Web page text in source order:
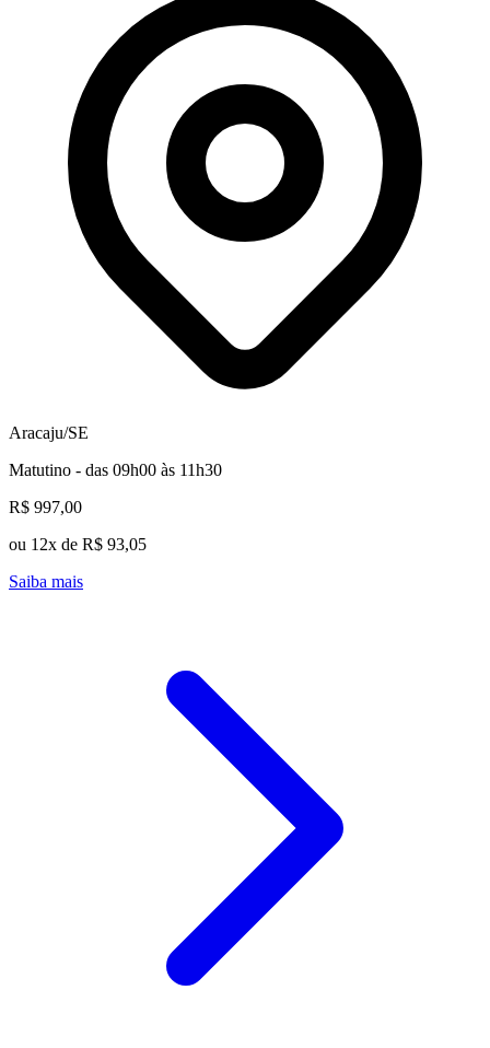
Aracaju/SE
Matutino - das 09h00 às 11h30
R$ 997,00
ou 12x de R$ 93,05
Saiba mais